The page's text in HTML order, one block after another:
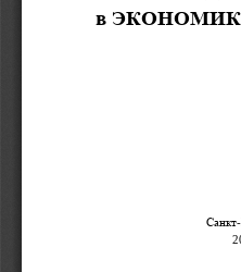
в
Санкт-
2